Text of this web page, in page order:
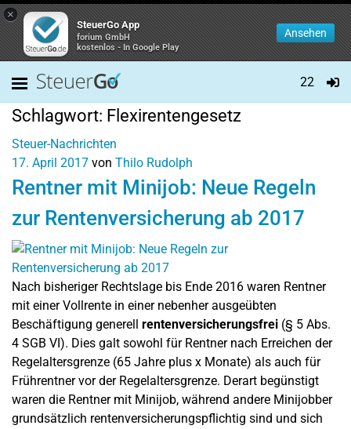
×
SteuerGo App
forium GmbH
kostenlos - In Google Play
Ansehen
22
Schlagwort: Flexirentengesetz
Steuer-Nachrichten
17. April 2017 von Thilo Rudolph
Rentner mit Minijob: Neue Regeln
zur Rentenversicherung ab 2017
Nach bisheriger Rechtslage bis Ende 2016 waren Rentner
mit einer Vollrente in einer nebenher ausgeübten
Beschäftigung generell rentenversicherungsfrei (§ 5 Abs.
4 SGB VI). Dies galt sowohl für Rentner nach Erreichen der
Regelaltersgrenze (65 Jahre plus x Monate) als auch für
Frührentner vor der Regelaltersgrenze. Derart begünstigt
waren die Rentner mit Minijob, während andere Minijobber
grundsätzlich rentenversicherungspflichtig sind und sich